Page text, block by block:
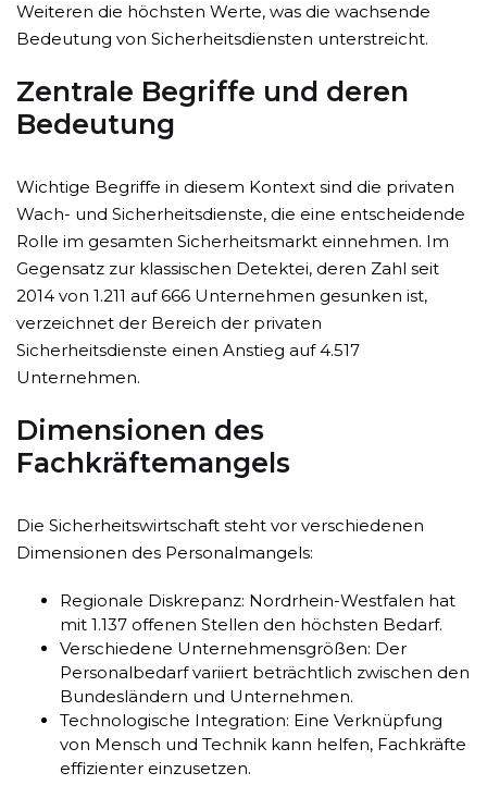
Weiteren die höchsten Werte, was die wachsende
Bedeutung von Sicherheitsdiensten unterstreicht.
Zentrale Begriffe und deren
Bedeutung
Wichtige Begriffe in diesem Kontext sind die privaten
Wach- und Sicherheitsdienste, die eine entscheidende
Rolle im gesamten Sicherheitsmarkt einnehmen. Im
Gegensatz zur klassischen Detektei, deren Zahl seit
2014 von 1.211 auf 666 Unternehmen gesunken ist,
verzeichnet der Bereich der privaten
Sicherheitsdienste einen Anstieg auf 4.517
Unternehmen.
Dimensionen des
Fachkräftemangels
Die Sicherheitswirtschaft steht vor verschiedenen
Dimensionen des Personalmangels:
Regionale Diskrepanz: Nordrhein-Westfalen hat
mit 1.137 offenen Stellen den höchsten Bedarf.
Verschiedene Unternehmensgrößen: Der
Personalbedarf variiert beträchtlich zwischen den
Bundesländern und Unternehmen.
Technologische Integration: Eine Verknüpfung
von Mensch und Technik kann helfen, Fachkräfte
effizienter einzusetzen.